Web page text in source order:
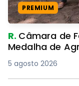
PREMIUM
R. Câmara de
Medalha de
5 agosto 2026